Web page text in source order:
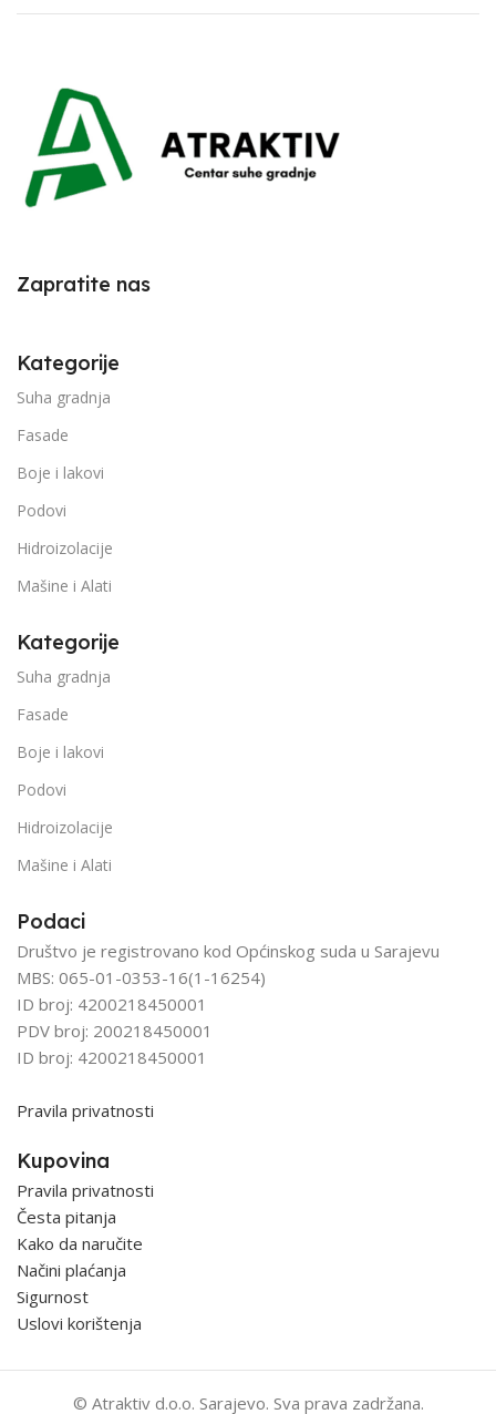
Zapratite nas
Kategorije
Suha gradnja
Fasade
Boje i lakovi
Podovi
Hidroizolacije
Mašine i Alati
Kategorije
Suha gradnja
Fasade
Boje i lakovi
Podovi
Hidroizolacije
Mašine i Alati
Podaci
Društvo je registrovano kod Općinskog suda u Sarajevu
MBS: 065-01-0353-16(1-16254)
ID broj: 4200218450001
PDV broj: 200218450001
ID broj: 4200218450001
Pravila privatnosti
Kupovina
Pravila privatnosti
Česta pitanja
Kako da naručite
Načini plaćanja
Sigurnost
Uslovi korištenja
© Atraktiv d.o.o. Sarajevo. Sva prava zadržana.